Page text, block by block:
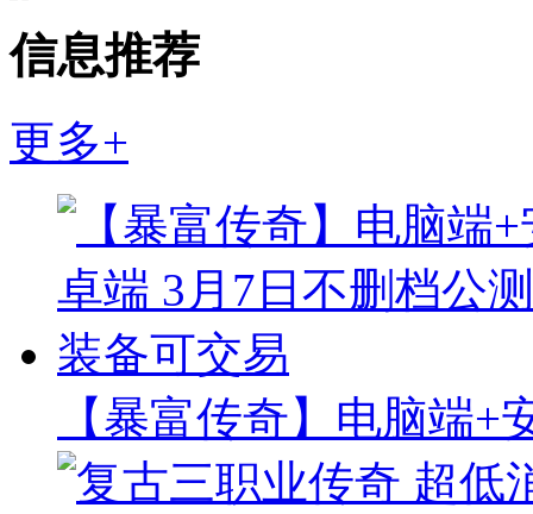
信息推荐
更多+
【暴富传奇】电脑端+